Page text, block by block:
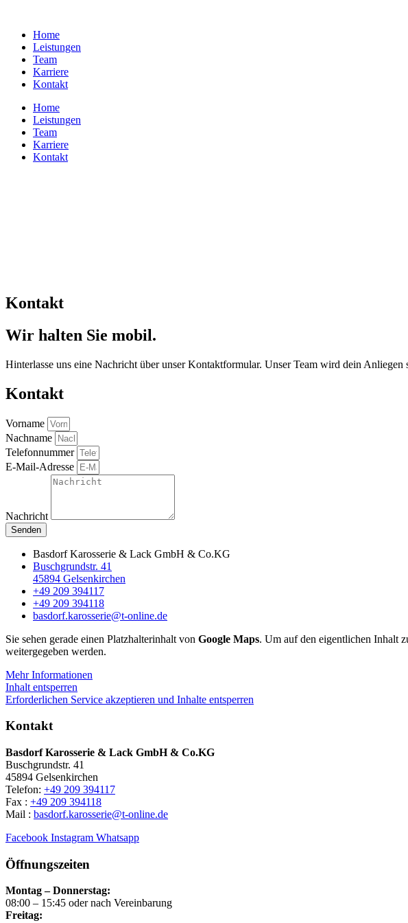
springenHome
Leistungen
Team
Karriere
Kontakt
Home
Leistungen
Team
Karriere
Kontakt
Kontakt
Wir halten Sie mobil.
Hinterlasse uns eine Nachricht über unser Kontaktformular. Unser Team wird dein Anliegen
Kontakt
Vorname
Nachname
Telefonnummer
E-Mail-Adresse
Nachricht
Senden
Basdorf Karosserie & Lack GmbH & Co.KG
Buschgrundstr. 41
45894 Gelsenkirchen
+49 209 394117
+49 209 394118
basdorf.karosserie@t-online.de
Sie sehen gerade einen Platzhalterinhalt von Google Maps. Um auf den eigentlichen Inhalt
weitergegeben werden.
Mehr Informationen
Inhalt entsperren
Erforderlichen Service akzeptieren und Inhalte entsperren
Kontakt
Basdorf Karosserie & Lack GmbH & Co.KG
Buschgrundstr. 41
45894 Gelsenkirchen
Telefon: +49 209 394117
Fax : +49 209 394118
Mail : basdorf.karosserie@t-online.de
Facebook Instagram Whatsapp
Öffnungszeiten
Montag – Donnerstag:
08:00 – 15:45 oder nach Vereinbarung
Freitag: